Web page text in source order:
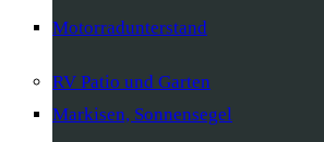
Motorradunterstand
RV Patio und Garten
Markisen, Sonnensegel